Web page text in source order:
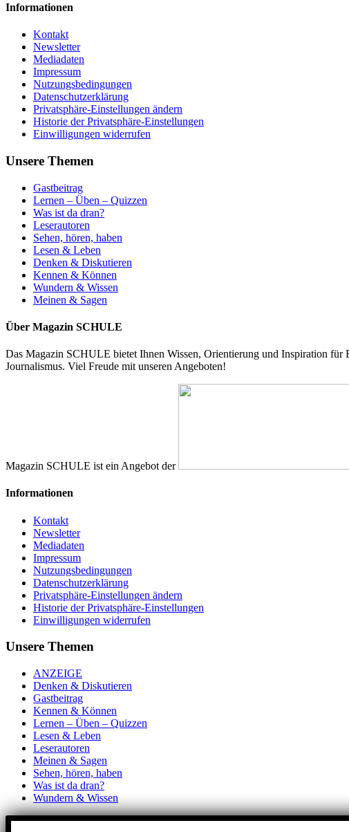
Informationen
Kontakt
Newsletter
Mediadaten
Impressum
Nutzungsbedingungen
Datenschutzerklärung
Privatsphäre-Einstellungen ändern
Historie der Privatsphäre-Einstellungen
Einwilligungen widerrufen
Unsere Themen
Gastbeitrag
Lernen – Üben – Quizzen
Was ist da dran?
Leserautoren
Sehen, hören, haben
Lesen & Leben
Denken & Diskutieren
Kennen & Können
Wundern & Wissen
Meinen & Sagen
Über Magazin SCHULE
Das Magazin SCHULE bietet Ihnen Wissen, Orientierung und Inspiration für
Journalismus. Viel Freude mit unseren Angeboten!
Magazin SCHULE ist ein Angebot der
Informationen
Kontakt
Newsletter
Mediadaten
Impressum
Nutzungsbedingungen
Datenschutzerklärung
Privatsphäre-Einstellungen ändern
Historie der Privatsphäre-Einstellungen
Einwilligungen widerrufen
Unsere Themen
ANZEIGE
Denken & Diskutieren
Gastbeitrag
Kennen & Können
Lernen – Üben – Quizzen
Lesen & Leben
Leserautoren
Meinen & Sagen
Sehen, hören, haben
Was ist da dran?
Wundern & Wissen